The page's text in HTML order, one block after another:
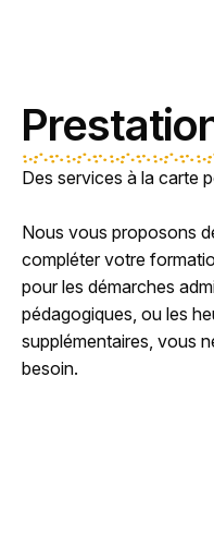
Des services à la carte
Nous vous proposons
compléter votre
pour les démarches
pédagogiques, ou les
supplémentaires, vous
besoin.